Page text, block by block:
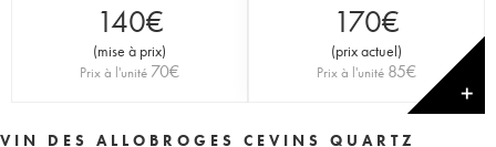
140€
(mise à prix)
Prix à l'unité 70€
170€
(prix actuel)
Prix à l'unité 85€
✕
VIN DES ALLOBROGES CEVINS QUARTZ